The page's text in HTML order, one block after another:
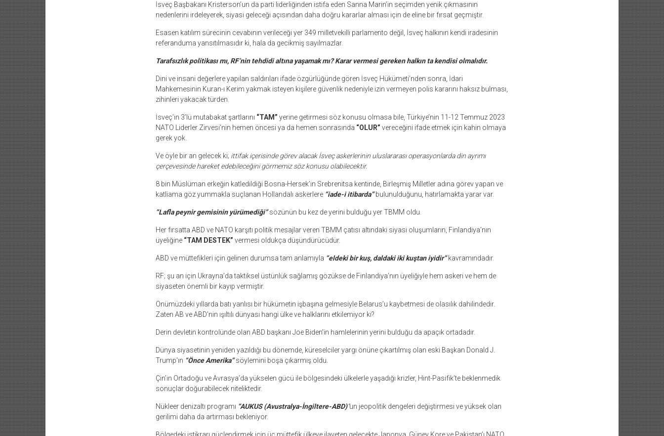
İsveç Başbakanı Kristerson’un da parti liderliğinden istifa eden Sanna Marin’in seçimden yenik çıkmasının
nedenlerini irdeleyerek, siyasi geleceği açısından daha doğru kararlar alması için de eline bir fırsat geçmiştir.
Esasen katılım sürecinin cevabının verileceği yer 349 milletvekilli parlamento değil, İsveç halkının kendi iradesinin
referanduma yansıtılmasıdır ki, hala da gecikmiş sayılmazlar.
Tarafsızlık politikası mı, RF’nin tehdidi altına yaşamak mı? Karar vermesi gereken halkın ta kendisi olmalıdır.
Dini ve insani değerlere yapılan saldırıları ifade özgürlüğünde gören İsveç Hükümeti’nden sonra, İdari
Mahkemesinin Kuran-ı Kerim yakmak isteyen kişilere güvenlik nedeniyle izin vermeyen polis kararını haksız bulması,
zihinleri yakacak türden.
İsveç’in 3’lü mutabakat şartlarını “TAM” yerine getirmesi söz konusu olmasa bile, Türkiye’nin 11-12 Temmuz 2023
NATO Liderler Zirvesi’nin hemen öncesi ya da hemen sonrasında “OLUR” vereceğini ifade etmek için kahin olmaya
gerek yok.
Ve öyle bir an gelecek ki; ittifak içerisinde görev alacak İsveç askerlerinin uluslararası operasyonlarda din ayrımı
çerçevesinde hareket edebileceğini görmemiz söz konusu olabilecektir.
8 bin Müslüman erkeğin katledildiği Bosna-Hersek’in Srebrenitsa kentinde, Birleşmiş Milletler adına görev yapan ve
katliama göz yummakla suçlanan Hollandalı askerlere “iade-i itibarda”bulunulduğunu, hatırlamakta yarar var.
“Lafla peynir gemisinin yürümediği”sözünün bu kez de yerini bulduğu yer TBMM oldu.
Her fırsatta ABD ve NATO karşıtı politik mesajlar veren TBMM çatısı altındaki siyasi oluşumların, Finlandiya’nın
üyeliğine “TAM DESTEK” vermesi oldukça düşündürücüdür.
ABD ve müttefikleri için gelinen durumsa tam anlamıyla “eldeki bir kuş, daldaki iki kuştan iyidir”kavramındadır.
RF; şu an için Ukrayna’da taktiksel üstünlük sağlamış gözükse de Finlandiya’nın üyeliğiyle hem askeri ve hem de
siyaseten önemli bir kayıp vermiştir.
Önümüzdeki yıllarda batı yanlısı bir hükümetin işbaşına gelmesiyle Belarus’u kaybetmesi de olasılık dahilindedir.
Zaten AB ve ABD’nin ışıltılı dünyası hangi ülke ve halklarını etkilemiyor ki?
Derin devletin kontrolünde olan ABD başkanı Joe Biden’in hamlelerinin yerini bulduğu da apaçık ortadadır.
Dünya siyasetinin yeniden yazıldığı bu dönemde, küreselciler yargı önüne çıkartılmış olan eski Başkan Donald J.
Trump’ın “Önce Amerika”söylemini boşa çıkarmış oldu.
Çin’in Ortadoğu ve Avrasya’da yükselen gücü ile bölgesindeki ülkelerle yaşadığı krizler, Hint-Pasifik’te beklenmedik
sonuçlar doğurabilecek niteliktedir.
Nükleer denizaltı programı “AUKUS (Avustralya-İngiltere-ABD)”un jeopolitik dengeleri değiştirmesi ve yüksek olan
gerilimi daha da artırması bekleniyor.